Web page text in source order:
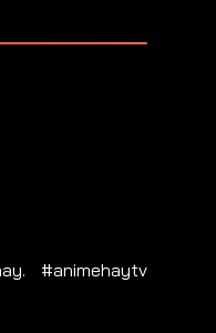
#animehaytv